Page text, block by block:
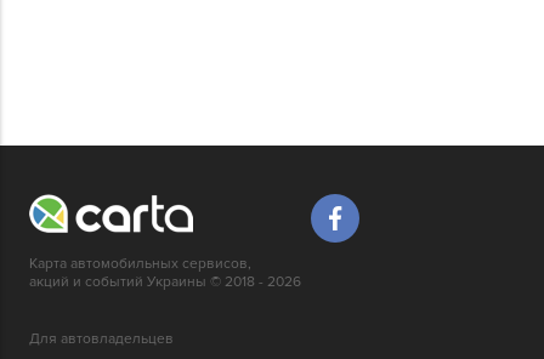
Карта автомобильных сервисов,
акций и событий Украины © 2018 - 2026
Для автовладельцев